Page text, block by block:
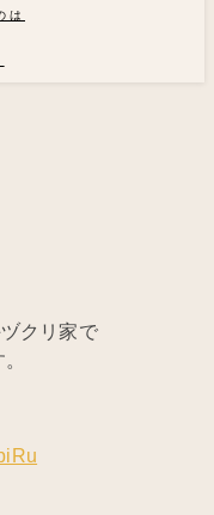
は
クリ家で